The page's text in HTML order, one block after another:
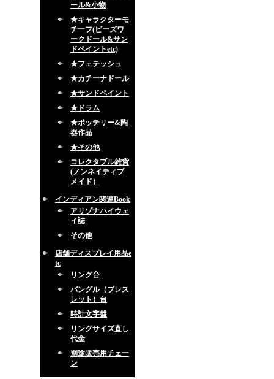
ール&小物
★キャラクターモ
チーフ(ビーズワ
ークドール&サン
ドペイントetc)
★フェテッシュ
★カチーナドール
★サンドペイント
★ドラム
★ポッテリー&陶
器作品
★その他
コレクタブル雑貨
(ノンネイティブ
メイド）
インディアン関連Book
アリゾナハイウェ
イ誌
その他
店舗ディスプレイ用品e
tc
リング台
バングル（ブレス
レット）台
時計文字盤
リングサイズ直し
代金
別途販売用チェー
ン